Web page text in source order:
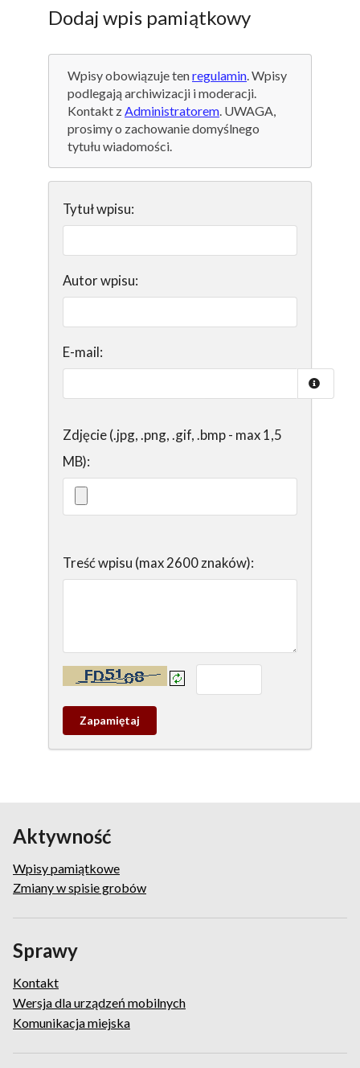
Dodaj wpis pamiątkowy
Wpisy obowiązuje tenregulamin. Wpisy
podlegają archiwizacji i moderacji.
Kontakt zAdministratorem. UWAGA,
prosimy o zachowanie domyślnego
tytułu wiadomości.
Tytuł wpisu:
Autor wpisu:
E-mail:
Zdjęcie (.jpg, .png, .gif, .bmp - max 1,5
MB):
Treść wpisu (max 2600 znaków):
Kontrola - wprowadź tekst z obrazka:
Zapamietaj
wpis
Aktywność
Wpisy pamiątkowe
Zmiany w spisie grobów
Sprawy
Kontakt
Wersja dla urządzeń mobilnych
Komunikacja miejska